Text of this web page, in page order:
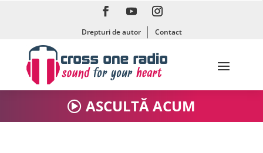
Drepturi de autor Contact
ASCULTĂ ACUM